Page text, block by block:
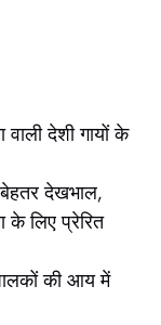
देशी गायों के
देखभाल,
के लिए प्रेरित
की आय में